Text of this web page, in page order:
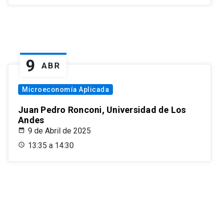
9 ABR
Microeconomía Aplicada
Juan Pedro Ronconi, Universidad de Los
Andes
9 de Abril de 2025
13:35 a 14:30